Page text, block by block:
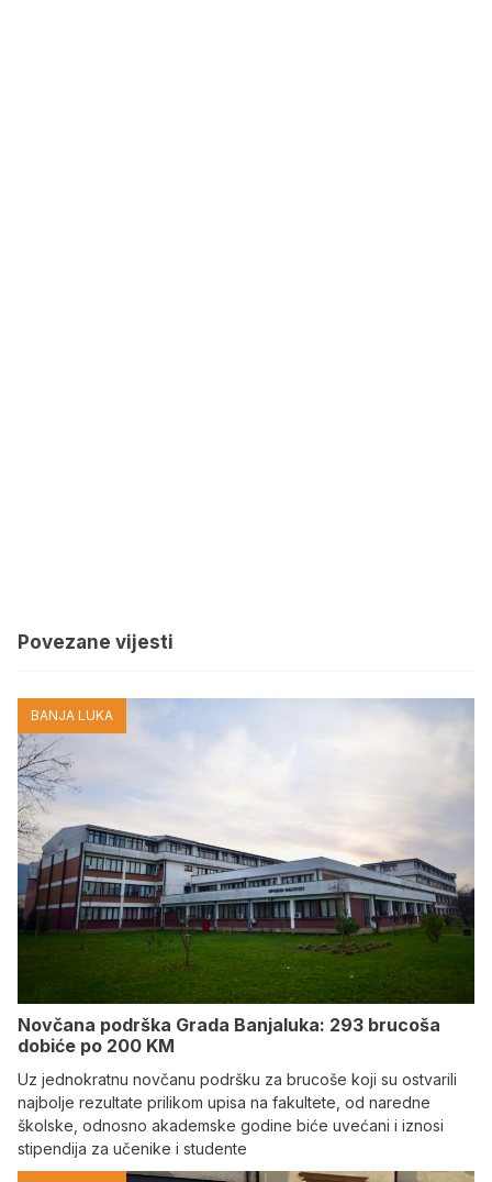
Povezane vijesti
BANJA LUKA
Novčana podrška Grada Banjaluka: 293 brucoša
dobiće po 200 KM
Uz jednokratnu novčanu podršku za brucoše koji su ostvarili
najbolje rezultate prilikom upisa na fakultete, od naredne
školske, odnosno akademske godine biće uvećani i iznosi
stipendija za učenike i studente